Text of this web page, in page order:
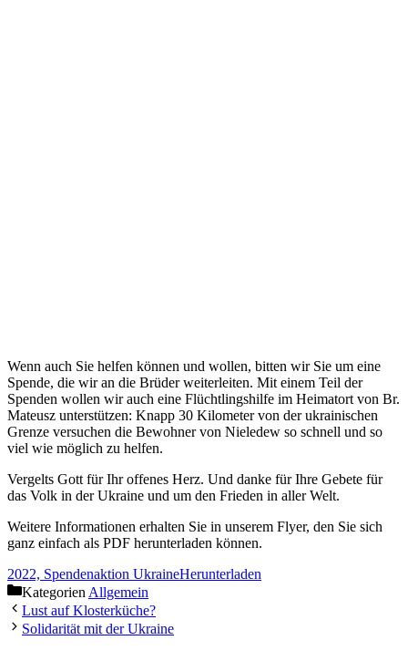
Wenn auch Sie helfen können und wollen, bitten wir Sie um eine
Spende, die wir an die Brüder weiterleiten. Mit einem Teil der
Spenden wollen wir auch eine Flüchtlingshilfe im Heimatort von Br.
Mateusz unterstützen: Knapp 30 Kilometer von der ukrainischen
Grenze versuchen die Bewohner von Nieledew so schnell und so
viel wie möglich zu helfen.
Vergelts Gott für Ihr offenes Herz. Und danke für Ihre Gebete für
das Volk in der Ukraine und um den Frieden in aller Welt.
Weitere Informationen erhalten Sie in unserem Flyer, den Sie sich
ganz einfach als PDF herunterladen können.
2022, Spendenaktion UkraineHerunterladen
Kategorien Allgemein
Lust auf Klosterküche?
Solidarität mit der Ukraine